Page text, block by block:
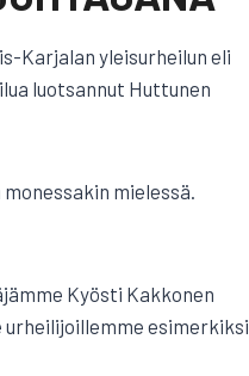
Karjalan yleisurheilun eli
luotsannut Huttunen
mielessä.
Kyösti Kakkonen
urheilijoillemme esimerkiksi